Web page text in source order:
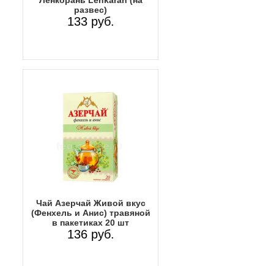
развес)
133 руб.
Чай Азерчай Живой вкус
(Фенхель и Анис) травяной
в пакетиках 20 шт
136 руб.